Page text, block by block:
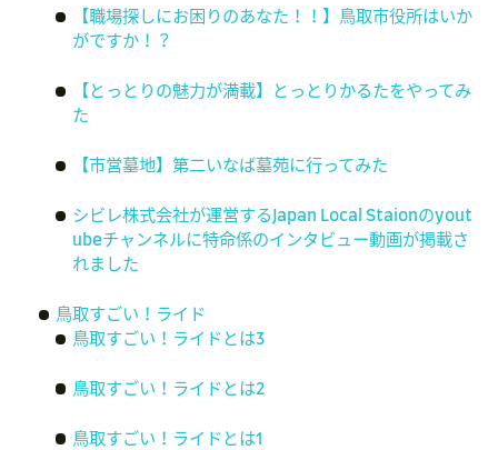
【職場探しにお困りのあなた！！】鳥取市役所はいか
がですか！？
【とっとりの魅力が満載】とっとりかるたをやってみ
た
【市営墓地】第二いなば墓苑に行ってみた
シビレ株式会社が運営するJapan Local Staionのyout
ubeチャンネルに特命係のインタビュー動画が掲載さ
れました
鳥取すごい！ライド
鳥取すごい！ライドとは3
鳥取すごい！ライドとは2
鳥取すごい！ライドとは1